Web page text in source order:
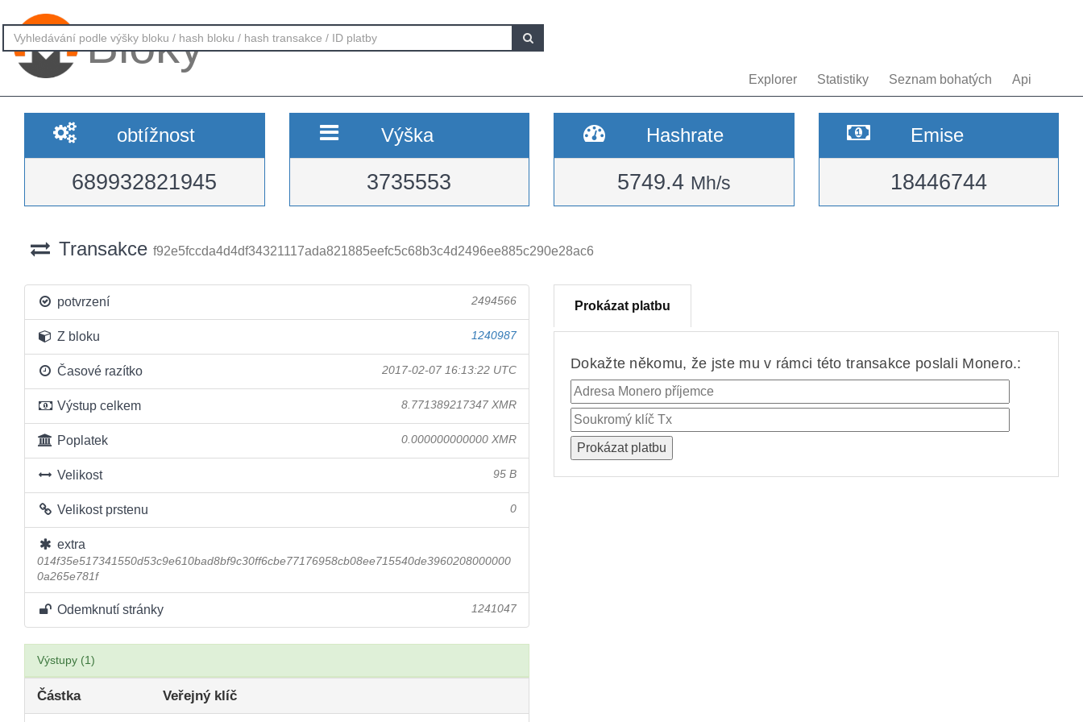
Bloky
Explorer Statistiky Seznam bohatých Api
obtížnost
689932821945
Výška
3735553
Hashrate
5749.4 Mh/s
Emise
18446744
Transakce f92e5fccda4d4df34321117ada821885eefc5c68b3c4d2496ee885c290e28ac6
potvrzení 2494566
Z bloku 1240987
Časové razítko 2017-02-07 16:13:22 UTC
Výstup celkem 8.771389217347 XMR
Poplatek 0.000000000000 XMR
Velikost 95 B
Velikost prstenu 0
extra
014f35e517341550d53c9e610bad8bf9c30ff6cbe77176958cb08ee715540de3960208000000
0a265e781f
Odemknutí stránky 1241047
Prokázat platbu
Dokažte někomu, že jste mu v rámci této transakce poslali Monero.:
Výstupy (1)
Částka Veřejný klíč